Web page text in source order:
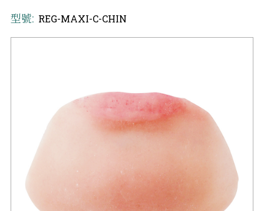
型號: REG-MAXI-C-CHIN